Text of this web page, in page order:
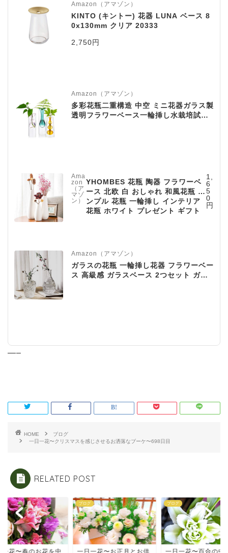
Amazon（アマゾン）
KINTO (キントー) 花器 LUNA ベース 8
0x130mm クリア 20333
2,750円
Amazon（アマゾン）
多彩花瓶二重構造 中空 ミニ花器ガラス製
透明フラワーベース一輪挿し水栽培試験
Ama
zon
（ア
マゾ
ン）
YHOMBES 花瓶 陶器 フラワーベ
ース 北欧 白 おしゃれ 和風花瓶 シ
ンプル 花瓶 一輪挿し インテリア
花瓶 ホワイト プレゼント ギフト
1,
6
5
0
円
Amazon（アマゾン）
ガラスの花瓶 一輪挿し花器 フラワーベー
ス 高級感 ガラスベース 2つセット ガラ
—–
HOME
ブログ
一日一花〜クリスマスを感じさせるお洒落なブーケ〜698日目
RELATED POST
一花〜春のお花を中
ブログ
一日一花〜お正月とお供
ブログ
一日一花〜百合の中